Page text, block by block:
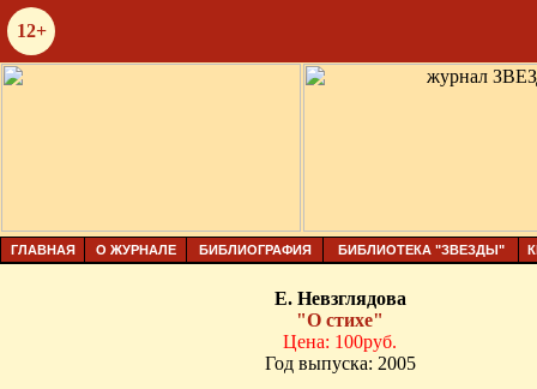
12+
ГЛАВНАЯ О ЖУРНАЛЕ БИБЛИОГРАФИЯ БИБЛИОТЕКА "ЗВЕЗДЫ"
Е. Невзглядова
"О стихе"
Цена: 100руб.
Год выпуска: 2005